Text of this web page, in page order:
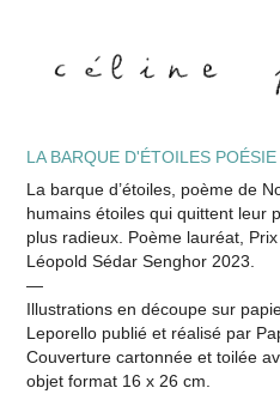
LA BARQUE D'ÉTOILES POÉSIE
La barque d’étoiles, poème de
humains étoiles qui quittent leur
plus radieux. Poème lauréat,
Léopold Sédar Senghor 2023.
—
Illustrations en découpe sur
Leporello publié et réalisé par
Couverture cartonnée et toilée
objet format 16 x 26 cm.